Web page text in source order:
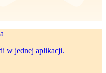
w jednej aplikacji.